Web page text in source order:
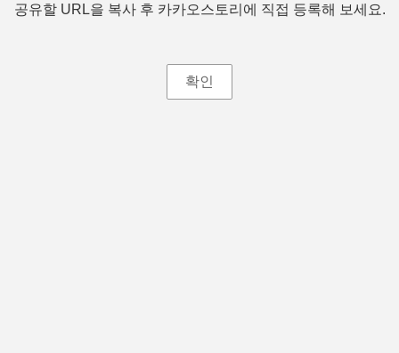
공유할 URL을 복사 후 카카오스토리에 직접 등록해 보세요.
확인